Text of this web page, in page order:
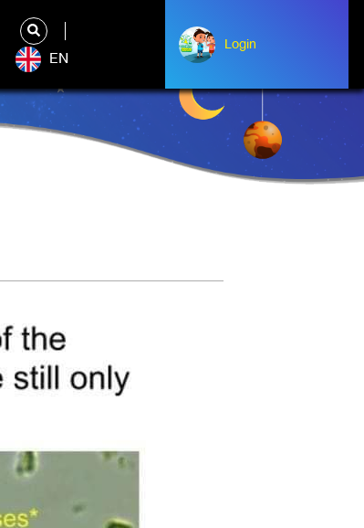
EN
Login
Login